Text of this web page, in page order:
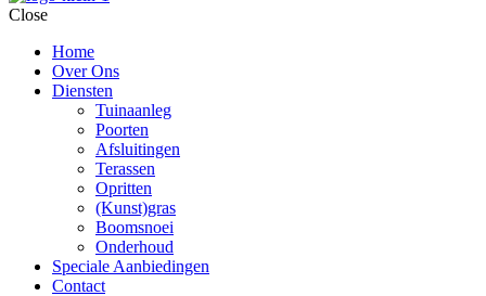
Close
Home
Over Ons
Diensten
Tuinaanleg
Poorten
Afsluitingen
Terassen
Opritten
(Kunst)gras
Boomsnoei
Onderhoud
Speciale Aanbiedingen
Contact